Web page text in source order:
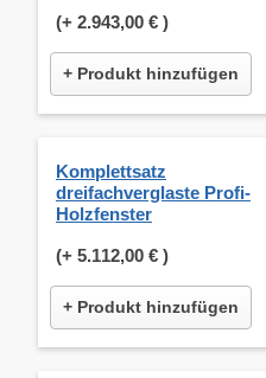
(+ 2.943,00 € )
+ Produkt hinzufügen
Komplettsatz
dreifachverglaste Profi-
Holzfenster
(+ 5.112,00 € )
+ Produkt hinzufügen